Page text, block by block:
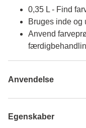
0,35 L - Find
Bruges inde og
Anvend
Anvendelse
Egenskaber